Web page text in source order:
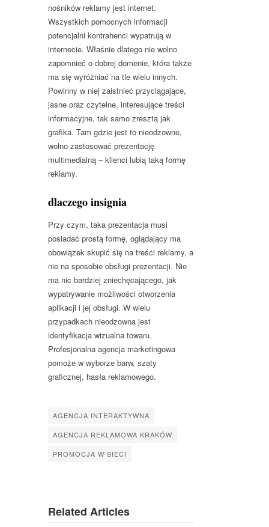
nośników reklamy jest internet.
Wszystkich pomocnych informacji
potencjalni kontrahenci wypatrują w
internecie. Właśnie dlatego nie wolno
zapomnieć o dobrej domenie, która także
ma się wyróżniać na tle wielu innych.
Powinny w niej zaistnieć przyciągające,
jasne oraz czytelne, interesujące treści
informacyjne, tak samo zresztą jak
grafika. Tam gdzie jest to nieodzowne,
wolno zastosować prezentację
multimedialną – klienci lubią taką formę
reklamy.
dlaczego insignia
Przy czym, taka prezentacja musi
posiadać prostą formę, oglądający ma
obowiązek skupić się na treści reklamy, a
nie na sposobie obsługi prezentacji. Nie
ma nic bardziej zniechęcającego, jak
wypatrywanie możliwości otworzenia
aplikacji i jej obsługi. W wielu
przypadkach nieodzowna jest
identyfikacja wizualna towaru.
Profesjonalna agencja marketingowa
pomoże w wyborze barw, szaty
graficznej, hasła reklamowego.
AGENCJA INTERAKTYWNA
AGENCJA REKLAMOWA KRAKÓW
PROMOCJA W SIECI
Related Articles